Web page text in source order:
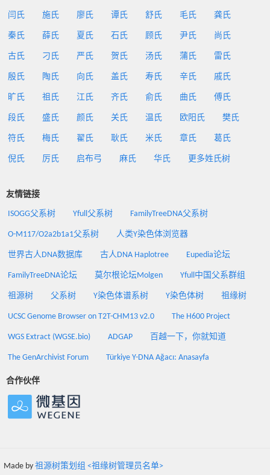
闫氏 施氏 廖氏 谭氏 舒氏 毛氏 龚氏
秦氏 薛氏 夏氏 石氏 顾氏 尹氏 尚氏
古氏 刁氏 严氏 贺氏 汤氏 蒲氏 雷氏
殷氏 陶氏 向氏 盖氏 寿氏 辛氏 戚氏
旷氏 祖氏 江氏 齐氏 俞氏 曲氏 傅氏
段氏 盛氏 颜氏 关氏 温氏 欧阳氏 樊氏
符氏 梅氏 翟氏 耿氏 米氏 章氏 葛氏
倪氏 厉氏 启布弓 麻氏 华氏 更多姓氏树
友情链接
ISOGG父系树 Yfull父系树 FamilyTreeDNA父系树
O-M117/O2a2b1a1父系树 人类Y染色体浏览器
世界古人DNA数据库 古人DNA Haplotree Eupedia论坛
FamilyTreeDNA论坛 莫尔根论坛Molgen Yfull中国父系群组
祖源树 父系树 Y染色体谱系树 Y染色体树 祖缘树
UCSC Genome Browser on T2T-CHM13 v2.0 The H600 Project
WGS Extract (WGSE.bio) ADGAP 百越一下，你就知道
The GenArchivist Forum Türkiye Y-DNA Ağacı: Anasayfa
合作伙伴
Made by 祖源树策划组 <祖缘树管理员名单>